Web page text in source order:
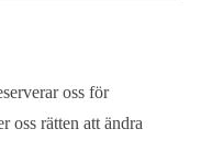
oss för
oss rätten att ändra